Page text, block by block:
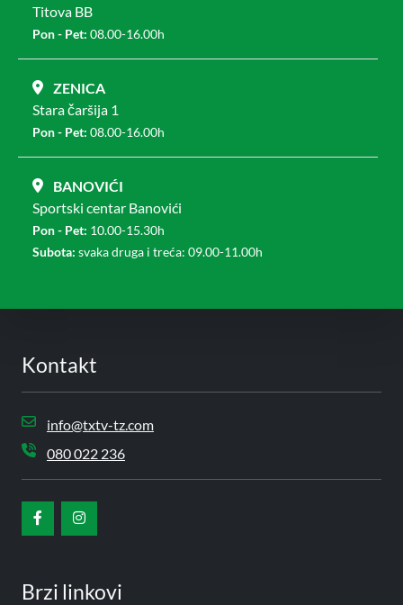
Titova BB
Pon - Pet: 08.00-16.00h
ZENICA
Stara čaršija 1
Pon - Pet: 08.00-16.00h
BANOVIĆI
Sportski centar Banovići
Pon - Pet: 10.00-15.30h
Subota: svaka druga i treća: 09.00-11.00h
Kontakt
info@txtv-tz.com
080 022 236
Brzi linkovi